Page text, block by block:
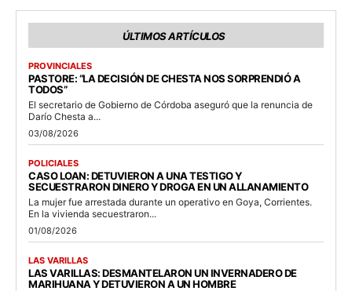
ÚLTIMOS ARTÍCULOS
PROVINCIALES
PASTORE: “LA DECISIÓN DE CHESTA NOS SORPRENDIÓ A
TODOS”
El secretario de Gobierno de Córdoba aseguró que la renuncia de
Darío Chesta a...
03/08/2026
POLICIALES
CASO LOAN: DETUVIERON A UNA TESTIGO Y
SECUESTRARON DINERO Y DROGA EN UN ALLANAMIENTO
La mujer fue arrestada durante un operativo en Goya, Corrientes.
En la vivienda secuestraron...
01/08/2026
LAS VARILLAS
LAS VARILLAS: DESMANTELARON UN INVERNADERO DE
MARIHUANA Y DETUVIERON A UN HOMBRE